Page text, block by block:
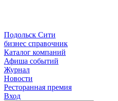
Подольск Сити
бизнес справочник
Каталог компаний
Афиша событий
Журнал
Новости
Ресторанная премия
Вход